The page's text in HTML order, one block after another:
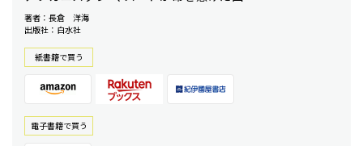
著者：長倉 洋海
出版社：白水社
紙書籍で買う
電⼦書籍で買う